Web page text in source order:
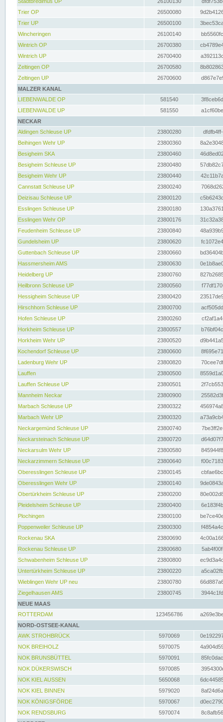
Trier OP
26500080
Trier UP
26500100
Wincheringen
26100140
Wintrich OP
26700380
Wintrich UP
26700400
Zeltingen OP
26700580
Zeltingen UP
26700600
MALZER KANAL
LIEBENWALDE OP
581540
LIEBENWALDE UP
581550
NECKAR
Aldingen Schleuse UP
23800280
Beihingen Wehr UP
23800360
Besigheim SKA
23800460
Besigheim Schleuse UP
23800480
Besigheim Wehr UP
23800440
Cannstatt Schleuse UP
23800240
Deizisau Schleuse UP
23800120
Esslingen Schleuse UP
23800180
Esslingen Wehr OP
23800176
Feudenheim Schleuse UP
23800840
Gundelsheim UP
23800620
Guttenbach Schleuse UP
23800660
Hassmersheim AMS
23800630
Heidelberg UP
23800760
Heilbronn Schleuse UP
23800560
Hessigheim Schleuse UP
23800420
Hirschhorn Schleuse UP
23800700
Hofen Schleuse UP
23800260
Horkheim Schleuse UP
23800557
Horkheim Wehr UP
23800520
Kochendorf Schleuse UP
23800600
Ladenburg Wehr UP
23800820
Lauffen
23800500
Lauffen Schleuse UP
23800501
Mannheim Neckar
23800900
Marbach Schleuse UP
23800322
Marbach Wehr UP
23800320
Neckargemünd Schleuse UP
23800740
Neckarsteinach Schleuse UP
23800720
Neckarsulm Wehr UP
23800580
Neckarzimmern Schleuse UP
23800640
Oberesslingen Schleuse UP
23800145
Oberesslingen Wehr UP
23800140
Obertürkheim Schleuse UP
23800200
Pleidelsheim Schleuse UP
23800400
Plochingen
23800100
Poppenweiler Schleuse UP
23800300
Rockenau SKA
23800690
Rockenau Schleuse UP
23800680
Schwabenheim Schleuse UP
23800800
Untertürkheim Schleuse UP
23800220
Wieblingen Wehr UP neu
23800780
Ziegelhausen AMS
23800745
NEUE MAAS
ROTTERDAM
123456786
NORD-OSTSEE-KANAL
AWK STROHBRÜCK
5970069
NOK BREIHOLZ
5970075
NOK BRUNSBÜTTEL
5970091
NOK DÜKERSWISCH
5970085
NOK KIEL AUSSEN
5650068
NOK KIEL BINNEN
5979020
NOK KÖNIGSFÖRDE
5970067
NOK RENDSBURG
5970074